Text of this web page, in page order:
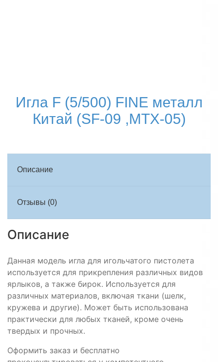
Игла F (5/500) FINE металл
Китай (SF-09 ,MTX-05)
Описание
Отзывы (0)
Описание
Данная модель игла для игольчатого пистолета
используется для прикрепления различных видов
ярлыков, а также бирок. Используется для
различных материалов, включая ткани (шелк,
кружева и другие). Может быть использована
практически для любых тканей, кроме очень
твердых и прочных.
Оформить заказ и бесплатно